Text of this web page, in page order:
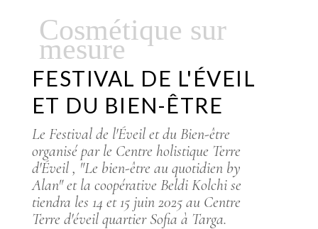
Cosmétique sur
mesure
FESTIVAL DE L'ÉVEIL
ET DU BIEN-ÊTRE
Le Festival de l'Éveil et du Bien-être
organisé par le Centre holistique Terre
d'Éveil , "Le bien-être au quotidien by
Alan" et la coopérative Beldi Kolchi se
tiendra les 14 et 15 juin 2025 au Centre
Terre d'éveil quartier Sofia à Targa.